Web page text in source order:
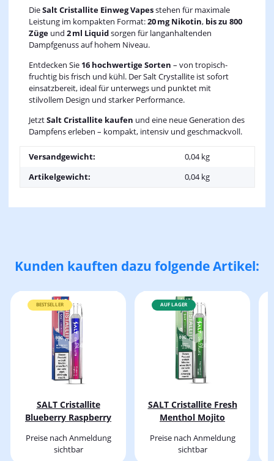
DieSalt Cristallite Einweg Vapesstehen für maximale
Leistung im kompakten Format:20 mg Nikotin, bis zu 800
Zügeund 2 ml Liquidsorgen für langanhaltenden
Dampfgenuss auf hohem Niveau.
Entdecken Sie 16 hochwertige Sorten – von tropisch-
fruchtig bis frisch und kühl. Der Salt Crystallite ist sofort
einsatzbereit, ideal für unterwegs und punktet mit
stilvollem Design und starker Performance.
JetztSalt Cristallite kaufen und eine neue Generation des
Dampfens erleben – kompakt, intensiv und geschmackvoll.
Versandgewicht:
0,04 kg
Artikelgewicht:
0,04 kg
Kunden kauften dazu folgende Artikel:
BESTSELLER
SALT Cristallite
Blueberry Raspberry
Preise nach Anmeldung
sichtbar
AUF LAGER
SALT Cristallite Fresh
Menthol Mojito
Preise nach Anmeldung
sichtbar